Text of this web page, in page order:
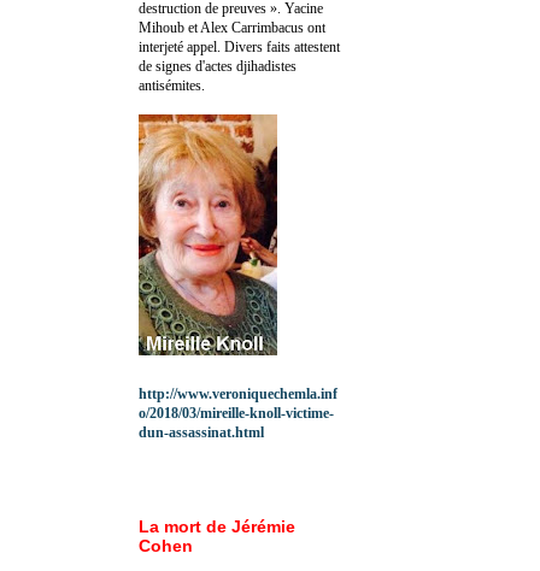
destruction de preuves ». Yacine
Mihoub et Alex Carrimbacus ont
interjeté appel. Divers faits attestent
de signes d'actes djihadistes
antisémites.
http://www.veroniquechemla.inf
o/2018/03/mireille-knoll-victime-
dun-assassinat.html
La mort de Jérémie
Cohen